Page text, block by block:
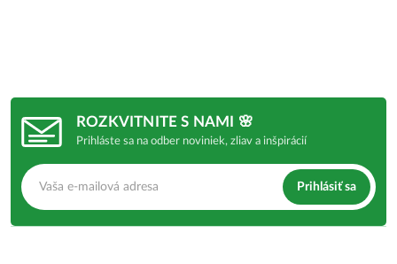
ROZKVITNITE S NAMI 🌸
Prihláste sa na odber noviniek, zliav a inšpirácií
Prihlásiť sa